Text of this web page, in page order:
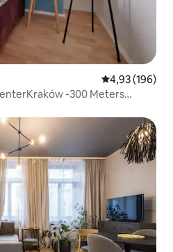
Средна
4,93 (196)
-300 Meters